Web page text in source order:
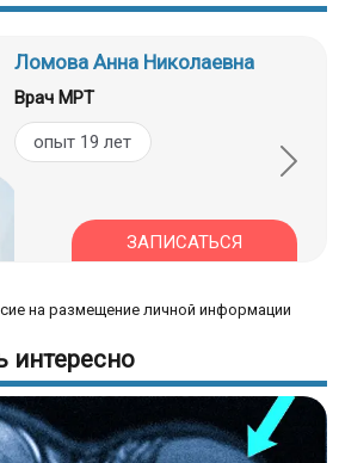
Ломова Анна Николаевна
Врач МРТ
опыт 19 лет
ЗАПИСАТЬСЯ
на размещение личной информации
интересно